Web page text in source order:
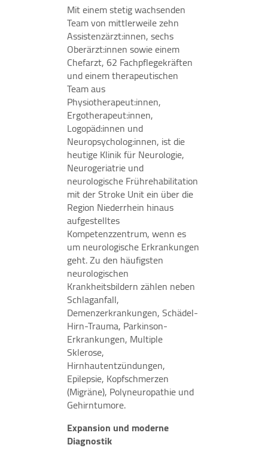
Mit einem stetig wachsenden
Team von mittlerweile zehn
Assistenzärzt:innen, sechs
Oberärzt:innen sowie einem
Chefarzt, 62 Fachpflegekräften
und einem therapeutischen
Team aus
Physiotherapeut:innen,
Ergotherapeut:innen,
Logopäd:innen und
Neuropsycholog:innen, ist die
heutige Klinik für Neurologie,
Neurogeriatrie und
neurologische Frührehabilitation
mit der Stroke Unit ein über die
Region Niederrhein hinaus
aufgestelltes
Kompetenzzentrum, wenn es
um neurologische Erkrankungen
geht. Zu den häufigsten
neurologischen
Krankheitsbildern zählen neben
Schlaganfall,
Demenzerkrankungen, Schädel-
Hirn-Trauma, Parkinson-
Erkrankungen, Multiple
Sklerose,
Hirnhautentzündungen,
Epilepsie, Kopfschmerzen
(Migräne), Polyneuropathie und
Gehirntumore.
Expansion und moderne
Diagnostik
Zweck:
Der Google Tag Manager bindet Tracking- oder
Statistik-Tools (insbesondere Google Analytics) und
andere Technologien auf unserer Webseite ein. Es
werden IP-Adressen und Verkehrsdaten auch an
Google-Server in den USA übertragen.
Cookie Laufzeit:
2 Jahre
EXTERNE MEDIEN
Inhalte von Videoplattformen und Social Media
Plattformen werden standardmäßig blockiert.
Wenn Cookies von externen Medien akzeptiert
werden, bedarf der Zugriff auf diese Inhalte keiner
manuellen Zustimmung mehr.
YouTube
Vimeo
Felix Burda Stiftung